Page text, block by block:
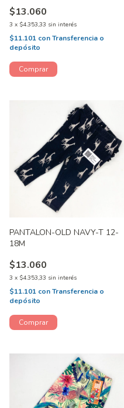
$13.060
3 x $4.353,33 sin interés
$11.101 conTransferencia o
depósito
PANTALON-OLD NAVY-T 12-
18M
$13.060
3 x $4.353,33 sin interés
$11.101 conTransferencia o
depósito